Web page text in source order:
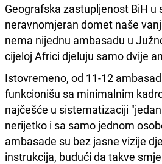
Geografska zastupljenost BiH u
neravnomjeran domet naše
nema nijednu ambasadu u
cijeloj Africi djeluju samo dvije
Istovremeno, od 11-12
funkcionišu sa minimalnim
najčešće u sistematizaciji
nerijetko i sa samo jednom
ambasade su bez jasne vizije
instrukcija, budući da takve